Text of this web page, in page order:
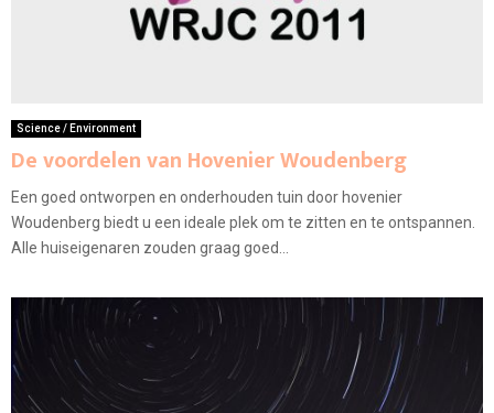
Science / Environment
De voordelen van Hovenier Woudenberg
Een goed ontworpen en onderhouden tuin door hovenier
Woudenberg biedt u een ideale plek om te zitten en te ontspannen.
Alle huiseigenaren zouden graag goed...